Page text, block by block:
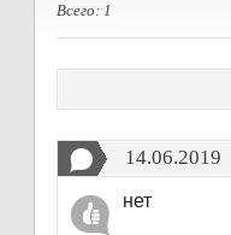
Всего: 1
14.06.2019
нет